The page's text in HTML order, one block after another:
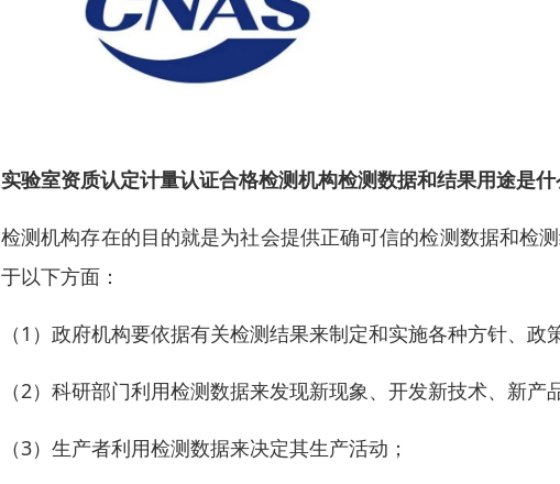
实验室资质认定计量认证合格检测机构检测数据和结果用途是什
检测机构存在的目的就是为社会提供正确可信的检测数据和检
于以下方面：
（1）政府机构要依据有关检测结果来制定和实施各种方针、政
（2）科研部门利用检测数据来发现新现象、开发新技术、新产
（3）生产者利用检测数据来决定其生产活动；